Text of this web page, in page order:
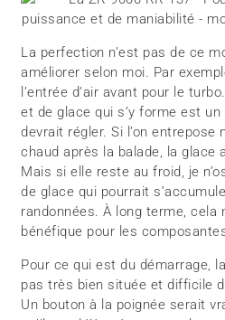
La perfection n’est pas de ce
améliorer selon moi. Par
l’entrée d’air avant pour le
et de glace qui s’y forme est
devrait régler. Si l’on entrepose
chaud après la balade, la glace
Mais si elle reste au froid, je
de glace qui pourrait
randonnées. À long terme, cela
bénéfique pour les
Pour ce qui est du démarrage,
pas très bien située et difficile
Un bouton à la poignée serait